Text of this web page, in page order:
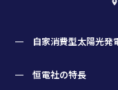
自家消費型太陽光発
恒電社の特長